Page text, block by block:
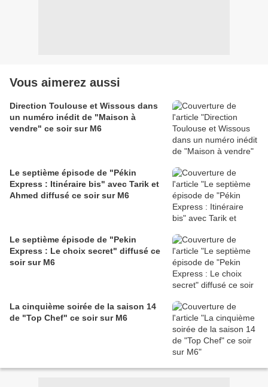
Vous aimerez aussi
Direction Toulouse et Wissous dans
un numéro inédit de "Maison à
vendre" ce soir sur M6
Le septième épisode de "Pékin
Express : Itinéraire bis" avec Tarik et
Ahmed diffusé ce soir sur M6
Le septième épisode de "Pekin
Express : Le choix secret" diffusé ce
soir sur M6
La cinquième soirée de la saison 14
de "Top Chef" ce soir sur M6